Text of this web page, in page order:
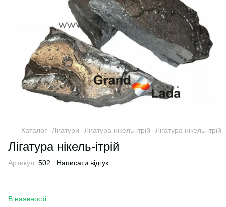
Каталог Лігатури Лігатура нікель-ітрій Лігатура нікель-ітрій
Лігатура нікель-ітрій
Артикул: 502 Написати відгук
В наявності